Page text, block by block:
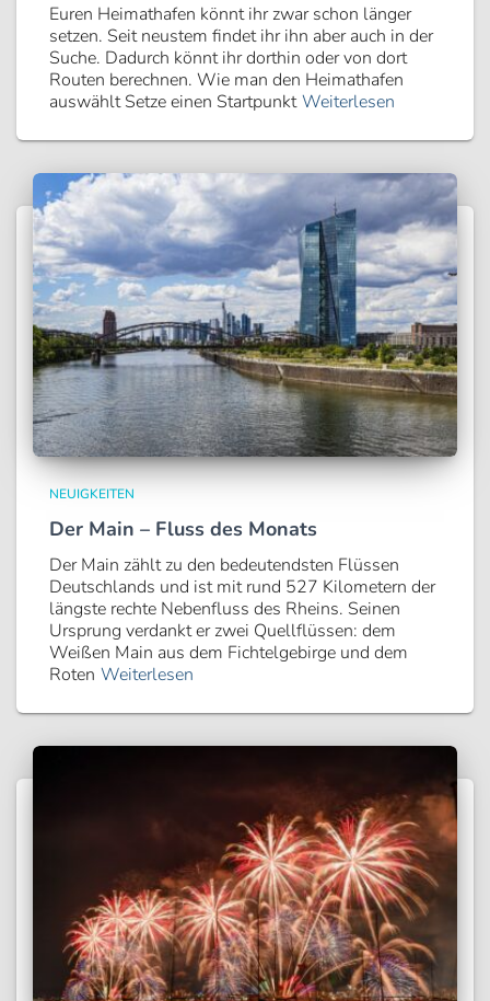
Euren Heimathafen könnt ihr zwar schon länger
setzen. Seit neustem findet ihr ihn aber auch in der
Suche. Dadurch könnt ihr dorthin oder von dort
Routen berechnen. Wie man den Heimathafen
auswählt Setze einen Startpunkt Weiterlesen
NEUIGKEITEN
Der Main – Fluss des Monats
Der Main zählt zu den bedeutendsten Flüssen
Deutschlands und ist mit rund 527 Kilometern der
längste rechte Nebenfluss des Rheins. Seinen
Ursprung verdankt er zwei Quellflüssen: dem
Weißen Main aus dem Fichtelgebirge und dem
Roten Weiterlesen